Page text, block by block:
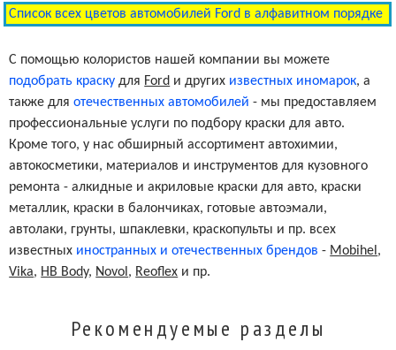
Список всех цветов автомобилей Ford в алфавитном порядке
С помощью колористов нашей компании вы можете
подобрать краску для Ford и других известных иномарок, а
также дляотечественных автомобилей - мы предоставляем
профессиональные услуги по подбору краски для авто.
Кроме того, у нас обширный ассортимент автохимии,
автокосметики, материалов и инструментов для кузовного
ремонта - алкидные и акриловые краски для авто, краски
металлик, краски в балончиках, готовые автоэмали,
автолаки, грунты, шпаклевки, краскопульты и пр. всех
известных иностранных и отечественных брендов - Mobihel ,
Vika, HB Body, Novol , Reoflex и пр.
Рекомендуемые разделы